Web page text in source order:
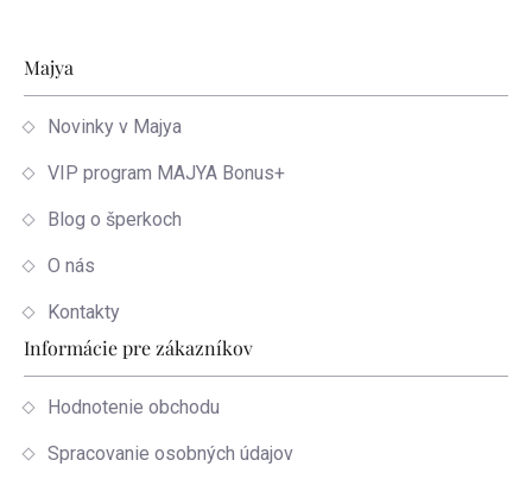
Zápätie
Majya
Novinky v Majya
VIP program MAJYA Bonus+
Blog o šperkoch
O nás
Kontakty
Informácie pre zákazníkov
Hodnotenie obchodu
Spracovanie osobných údajov